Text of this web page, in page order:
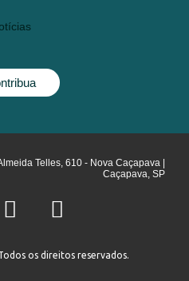
os direitos reservados.
Telles, 610 - Nova Caçapava |
Caçapava, SP